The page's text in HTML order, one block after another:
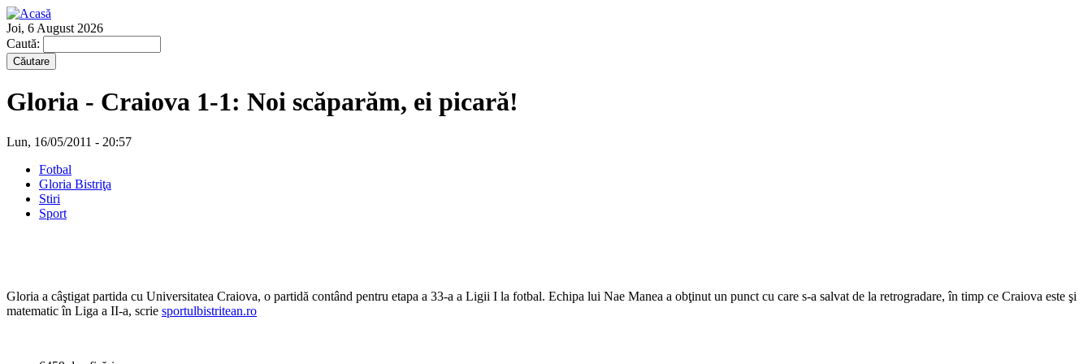
Joi, 6 August 2026
Caută:
Gloria - Craiova 1-1: Noi scăparăm, ei picară!
Lun, 16/05/2011 - 20:57
Fotbal
Gloria Bistriţa
Stiri
Sport
Gloria a câştigat partida cu Universitatea Craiova, o partidă contând pentru etapa a 33-a a Ligii I la fotbal. Echipa lui Nae Manea a obţinut un punct cu care s-a salvat de la retrogradare, în timp ce Craiova este şi
matematic în Liga a II-a, scrie sportulbistritean.ro